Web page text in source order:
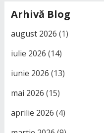
Arhivă Blog
august 2026 (1)
iulie 2026 (14)
iunie 2026 (13)
mai 2026 (15)
aprilie 2026 (4)